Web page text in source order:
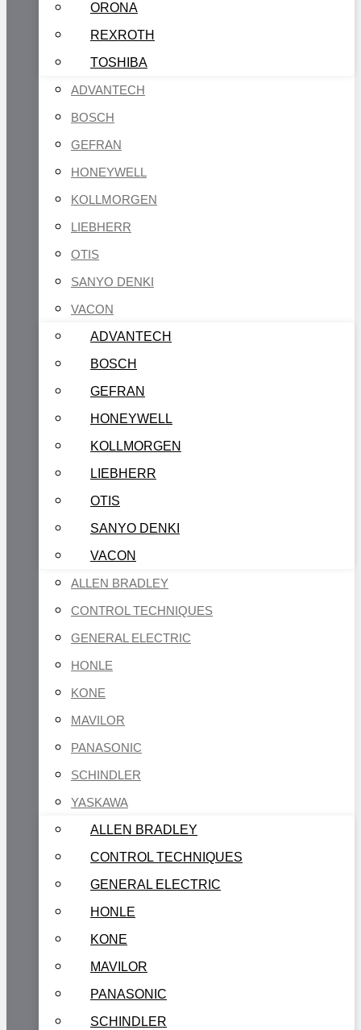
ORONA
REXROTH
TOSHIBA
ADVANTECH
BOSCH
GEFRAN
HONEYWELL
KOLLMORGEN
LIEBHERR
OTIS
SANYO DENKI
VACON
ADVANTECH
BOSCH
GEFRAN
HONEYWELL
KOLLMORGEN
LIEBHERR
OTIS
SANYO DENKI
VACON
ALLEN BRADLEY
CONTROL TECHNIQUES
GENERAL ELECTRIC
HONLE
KONE
MAVILOR
PANASONIC
SCHINDLER
YASKAWA
ALLEN BRADLEY
CONTROL TECHNIQUES
GENERAL ELECTRIC
HONLE
KONE
MAVILOR
PANASONIC
SCHINDLER